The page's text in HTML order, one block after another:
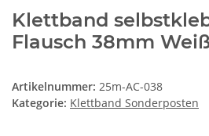
Klettband
Flausch 38mm
Artikelnummer: 25m-AC-038
Kategorie: Klettband Sonderposten